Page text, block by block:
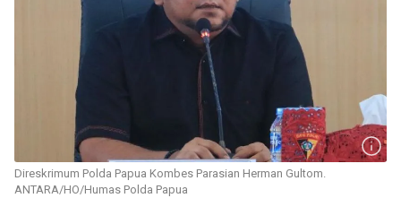
Direskrimum Polda Papua Kombes Parasian Herman Gultom.
ANTARA/HO/Humas Polda Papua